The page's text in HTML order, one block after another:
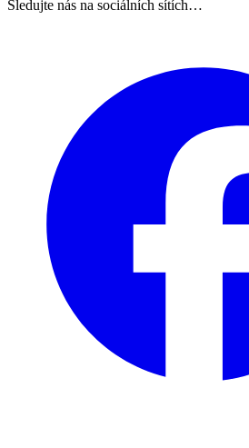
Sledujte nás na sociálních sítích…